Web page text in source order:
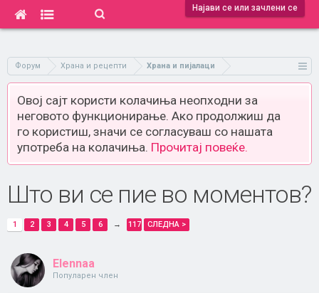
Најави се или зачлени се
Форум Храна и рецепти Храна и пијалаци
Овој сајт користи колачиња неопходни за
неговото функционирање. Ако продолжиш да
го користиш, значи се согласуваш со нашата
употреба на колачиња. Прочитај повеќе.
Што ви се пие во моментов?
1 2 3 4 5 6 → 117 СЛЕДНА >
Elennaa
Популарен член